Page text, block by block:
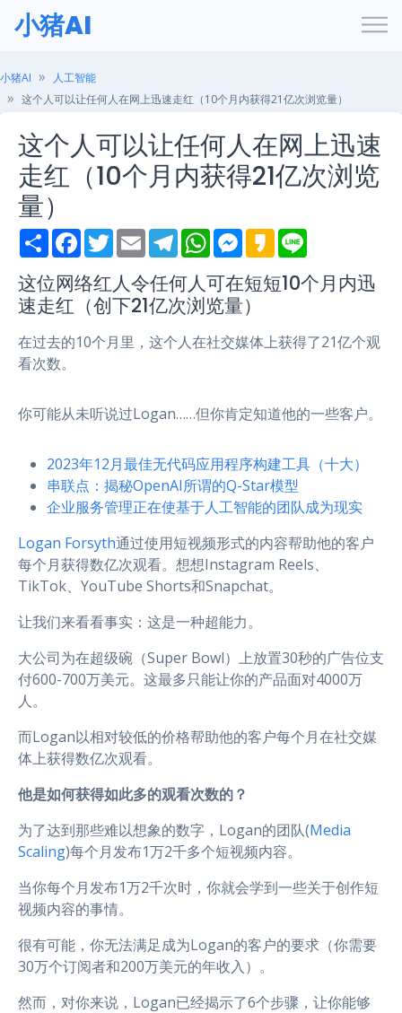
小猪AI
小猪AI
人工智能
这个人可以让任何人在网上迅速走红（10个月内获得21亿次浏览量）
这个人可以让任何人在网上迅速
走红（10个月内获得21亿次浏览
量）
S
h
r
e
F
a
e
b
o
o
k
T
w
t
E
m
i
l
T
e
e
g
r
m
W
h
t
s
A
p
M
e
s
e
n
g
e
r
K
a
a
o
e
这位网络红人令任何人可在短短10个月内迅
速走红（创下21亿次浏览量）
在过去的10个月里，这个人在社交媒体上获得了21亿个观
看次数。
你可能从未听说过Logan……但你肯定知道他的一些客户。
2023年12月最佳无代码应用程序构建工具（十大）
串联点：揭秘OpenAI所谓的Q-Star模型
企业服务管理正在使基于人工智能的团队成为现实
Logan Forsyth通过使用短视频形式的内容帮助他的客户
每个月获得数亿次观看。想想Instagram Reels、
TikTok、YouTube Shorts和Snapchat。
让我们来看看事实：这是一种超能力。
大公司为在超级碗（Super Bowl）上放置30秒的广告位支
付600-700万美元。这最多只能让你的产品面对4000万
人。
而Logan以相对较低的价格帮助他的客户每个月在社交媒
体上获得数亿次观看。
他是如何获得如此多的观看次数的？
为了达到那些难以想象的数字，Logan的团队(Media
Scaling)每个月发布1万2千多个短视频内容。
当你每个月发布1万2千次时，你就会学到一些关于创作短
视频内容的事情。
很有可能，你无法满足成为Logan的客户的要求（你需要
30万个订阅者和200万美元的年收入）。
然而，对你来说，Logan已经揭示了6个步骤，让你能够